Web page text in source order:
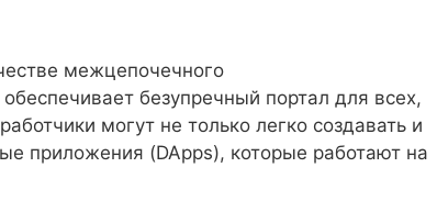
межцепочечного
безупречный портал для всех,
могут не только легко создавать и
приложения (DApps), которые работают на